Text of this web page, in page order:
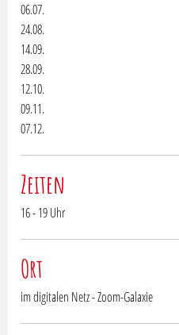
06.07.
24.08.
14.09.
28.09.
12.10.
09.11.
07.12.
Zeiten
16 - 19 Uhr
Ort
im digitalen Netz - Zoom-Galaxie